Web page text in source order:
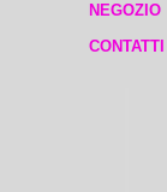
NEGOZIO
CONTATTI